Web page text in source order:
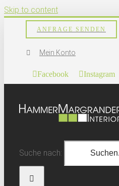
Skip to content
ANFRAGE SENDEN
Mein Konto
Facebook Instagram
Suche nach: